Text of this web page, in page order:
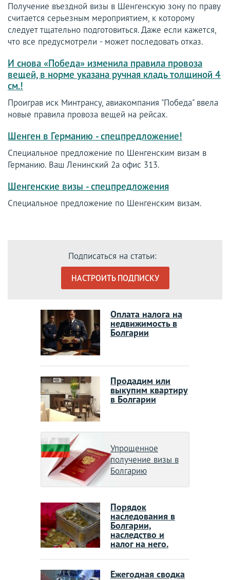
Получение въездной визы в Шенгенскую зону по праву
считается серьезным мероприятием, к которому
следует тщательно подготовиться. Даже если кажется,
что все предусмотрели - может последовать отказ.
И снова «Победа» изменила правила провоза
вещей, в норме указана ручная кладь толщиной 4
см.!
Проиграв иск Минтрансу, авиакомпания "Победа" ввела
новые правила провоза вещей на рейсах.
Шенген в Германию - спецпредложение!
Специальное предложение по Шенгенским визам в
Германию. Ваш Ленинский 2а офис 313.
Шенгенские визы - спецпредложения
Специальное предложение по Шенгенским визам.
Подписаться на статьи:
НАСТРОИТЬ ПОДПИСКУ
Оплата налога на
недвижимость в
Болгарии
Продадим или
выкупим квартиру
в Болгарии
Упрощенное
получение визы в
Болгарию
Порядок
наследования в
Болгарии,
наследство и
налог на него.
Ежегодная сводка